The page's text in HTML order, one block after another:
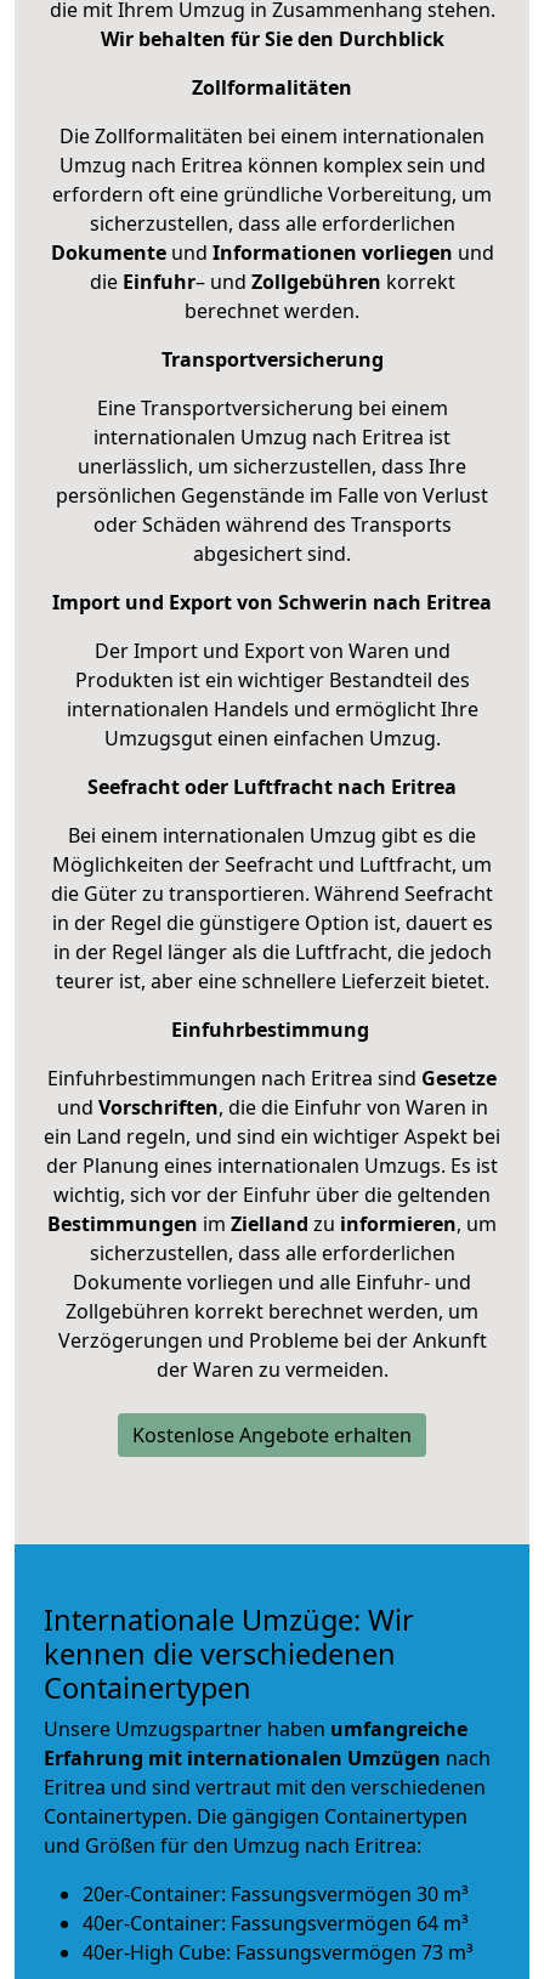
die mit Ihrem Umzug in Zusammenhang stehen.
Wir behalten für Sie den Durchblick
Zollformalitäten
Die Zollformalitäten bei einem internationalen
Umzug nach Eritrea können komplex sein und
erfordern oft eine gründliche Vorbereitung, um
sicherzustellen, dass alle erforderlichen
Dokumenteund Informationen vorliegen und
die Einfuhr– und Zollgebühren korrekt
berechnet werden.
Transportversicherung
Eine Transportversicherung bei einem
internationalen Umzug nach Eritrea ist
unerlässlich, um sicherzustellen, dass Ihre
persönlichen Gegenstände im Falle von Verlust
oder Schäden während des Transports
abgesichert sind.
Import und Export von Schwerin nach Eritrea
Der Import und Export von Waren und
Produkten ist ein wichtiger Bestandteil des
internationalen Handels und ermöglicht Ihre
Umzugsgut einen einfachen Umzug.
Seefracht oder Luftfracht nach Eritrea
Bei einem internationalen Umzug gibt es die
Möglichkeiten der Seefracht und Luftfracht, um
die Güter zu transportieren. Während Seefracht
in der Regel die günstigere Option ist, dauert es
in der Regel länger als die Luftfracht, die jedoch
teurer ist, aber eine schnellere Lieferzeit bietet.
Einfuhrbestimmung
Einfuhrbestimmungen nach Eritrea sind Gesetze
und Vorschriften, die die Einfuhr von Waren in
ein Land regeln, und sind ein wichtiger Aspekt bei
der Planung eines internationalen Umzugs. Es ist
wichtig, sich vor der Einfuhr über die geltenden
Bestimmungen im Zielland zu informieren, um
sicherzustellen, dass alle erforderlichen
Dokumente vorliegen und alle Einfuhr- und
Zollgebühren korrekt berechnet werden, um
Verzögerungen und Probleme bei der Ankunft
der Waren zu vermeiden.
Kostenlose Angebote erhalten
Internationale Umzüge: Wir
kennen die verschiedenen
Containertypen
Unsere Umzugspartner haben umfangreiche
Erfahrung mit internationalen Umzügen nach
Eritrea und sind vertraut mit den verschiedenen
Containertypen. Die gängigen Containertypen
und Größen für den Umzug nach Eritrea:
20er-Container: Fassungsvermögen 30 m³
40er-Container: Fassungsvermögen 64 m³
40er-High Cube: Fassungsvermögen 73 m³